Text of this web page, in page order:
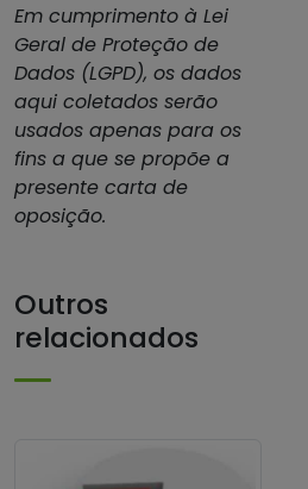
Em cumprimento à Lei
Geral de Proteção de
Dados (LGPD), os dados
aqui coletados serão
usados apenas para os
fins a que se propõe a
presente carta de
oposição.
Outros
relacionados